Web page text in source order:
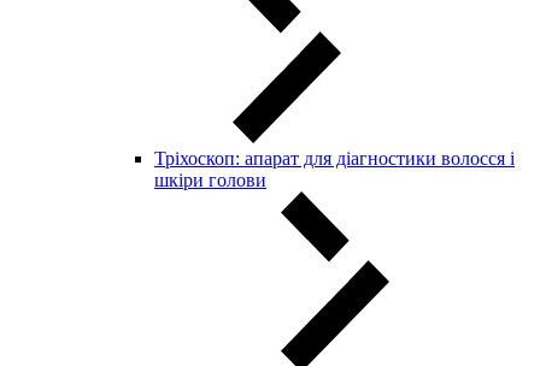
Тріхоскоп: апарат для діагностики волосся і
шкіри голови